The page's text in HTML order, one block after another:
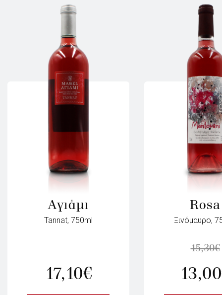
Αγιάμι
Tannat, 750ml
17,10€
Rosa
Ξινόμαυρο,
15,30€
13,00